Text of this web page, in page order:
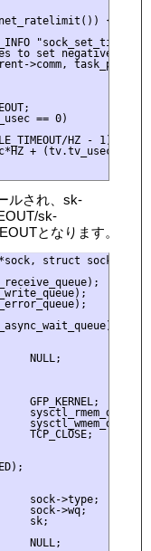
{
to set negative
>comm,
== 0)
HZ - 1))
+
ルされ、sk-
sk-
となります。
struct sock *sk)
NULL;
GFP_KERNEL;
TCP_CLOSE;
sock->type;
sock->wq;
sk;
NULL;